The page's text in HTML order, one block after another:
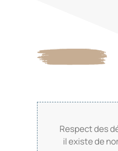
Respect des
il existe de